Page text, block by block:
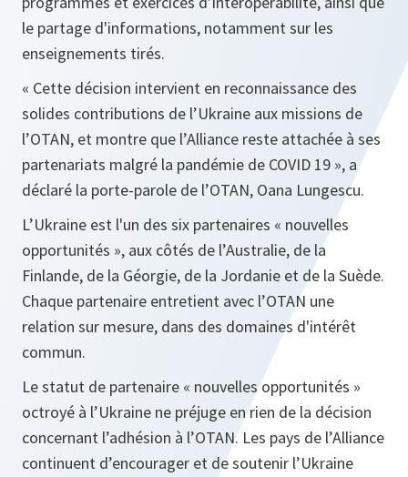
le partage d'informations, notamment sur les
enseignements tirés.
« Cette décision intervient en reconnaissance des
solides contributions de l’Ukraine aux missions de
l’OTAN, et montre que l’Alliance reste attachée à ses
partenariats malgré la pandémie de COVID 19 », a
déclaré la porte-parole de l’OTAN, Oana Lungescu.
L’Ukraine est l'un des six partenaires « nouvelles
opportunités », aux côtés de l’Australie, de la
Finlande, de la Géorgie, de la Jordanie et de la Suède.
Chaque partenaire entretient avec l’OTAN une
relation sur mesure, dans des domaines d'intérêt
commun.
Le statut de partenaire « nouvelles opportunités »
octroyé à l’Ukraine ne préjuge en rien de la décision
concernant l’adhésion à l’OTAN. Les pays de l’Alliance
continuent d’encourager et de soutenir l’Ukraine